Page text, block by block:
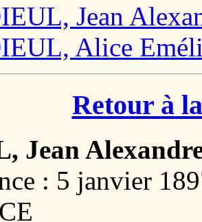
Jean
Alice
Retour à
Jean
: 5 janvier